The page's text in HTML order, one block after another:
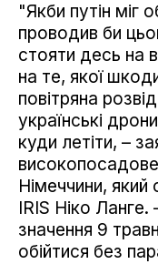
"Якби путін міг
проводив би
стояти десь на
на те, якої
повітряна
українські
куди летіти, –
Німеччини, який
IRIS Ніко Ланге.
значення 9
обійтися без